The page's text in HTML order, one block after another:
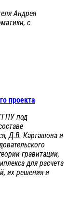
Андрея
с
проекта
под
Д.В. Карташова и
гравитации,
для расчета
их решения и